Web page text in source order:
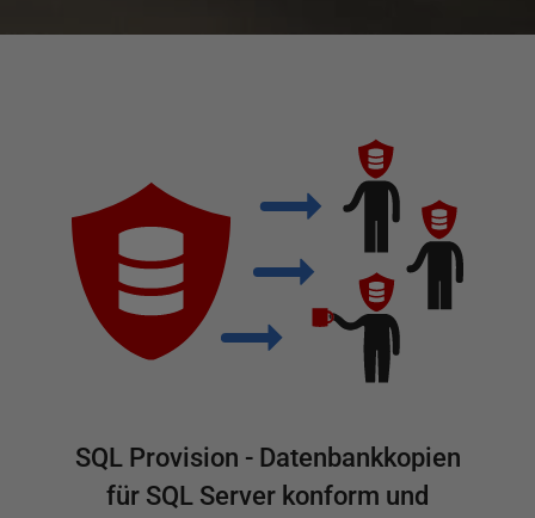
SQL Provision - Datenbankkopien
für SQL Server konform und